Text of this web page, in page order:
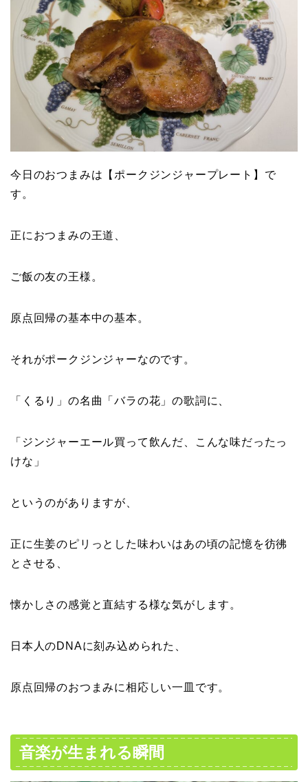
今日のおつまみは【ポークジンジャープレート】で
す。
正におつまみの王道、
ご飯の友の王様。
原点回帰の基本中の基本。
それがポークジンジャーなのです。
「くるり」の名曲「バラの花」の歌詞に、
「ジンジャーエール買って飲んだ、こんな味だったっ
けな」
というのがありますが、
正に生姜のピリっとした味わいはあの頃の記憶を彷彿
とさせる、
懐かしさの感覚と直結する様な気がします。
日本人のDNAに刻み込められた、
原点回帰のおつまみに相応しい一皿です。
音楽が生まれる瞬間